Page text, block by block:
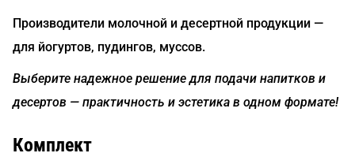
Производители молочной и десертной продукции —
для йогуртов, пудингов, муссов.
Выберите надежное решение для подачи напитков и
десертов — практичность и эстетика в одном формате!
Комплект